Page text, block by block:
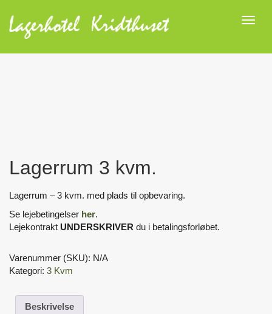
Lagerrum 3 kvm.
Lagerrum – 3 kvm. med plads til opbevaring.
Se lejebetingelser her.
Lejekontrakt UNDERSKRIVER du i betalingsforløbet.
Varenummer (SKU): N/A
Kategori: 3 Kvm
Beskrivelse